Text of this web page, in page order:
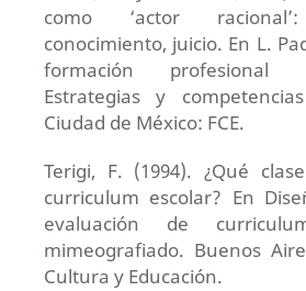
como ‘actor racional’:
conocimiento, juicio. En L.
formación profesional
Estrategias y
Ciudad de México: FCE.
Terigi, F. (1994). ¿Qué
curriculum escolar? En
evaluación de
mimeografiado. Buenos
Cultura y Educación.